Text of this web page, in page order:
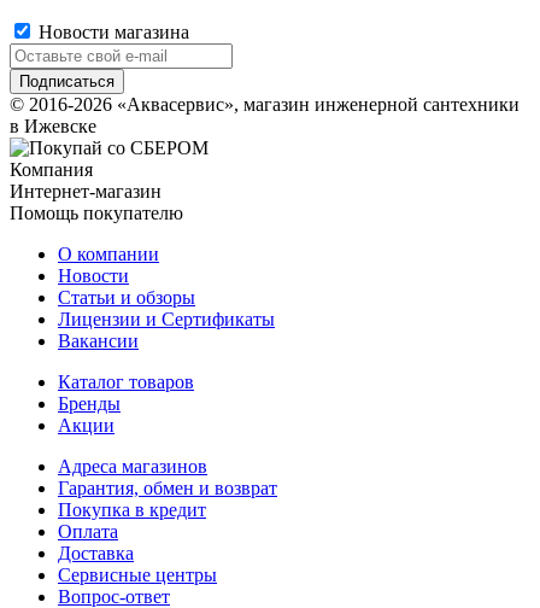
Новости магазина
© 2016-2026 «Аквасервис», магазин инженерной сантехники
в Ижевске
Компания
Интернет-магазин
Помощь покупателю
О компании
Новости
Статьи и обзоры
Лицензии и Сертификаты
Вакансии
Каталог товаров
Бренды
Акции
Адреса магазинов
Гарантия, обмен и возврат
Покупка в кредит
Оплата
Доставка
Сервисные центры
Вопрос-ответ